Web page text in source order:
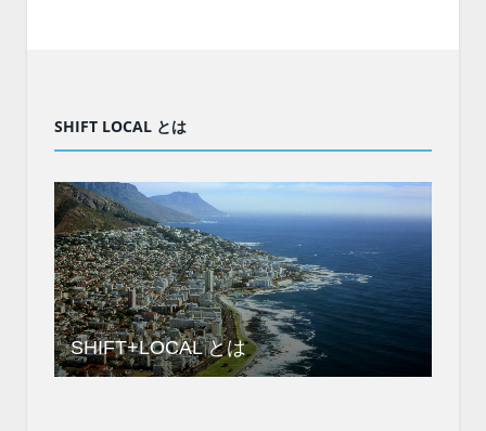
SHIFT LOCAL とは
SHIFT+LOCAL とは